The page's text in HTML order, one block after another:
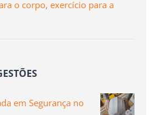
o corpo, exercício para a
em Segurança no